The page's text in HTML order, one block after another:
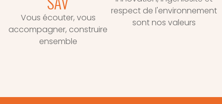
Vous écouter, vous
accompagner, construire
ensemble
respect de l'environnement
sont nos valeurs